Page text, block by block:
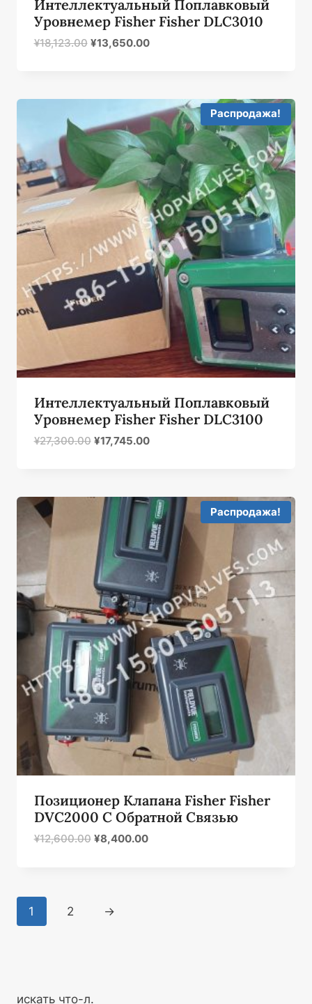
Интеллектуальный Поплавковый
Уровнемер Fisher Fisher DLC3010
¥18,123.00 Первоначальная
¥13,650.00Текущая
Распродажа!
Интеллектуальный Поплавковый
Уровнемер Fisher Fisher DLC3100
¥27,300.00 Первоначальная
¥17,745.00Текущая
Распродажа!
Позиционер Клапана Fisher Fisher
DVC2000 С Обратной Связью
¥12,600.00 Первоначальная
¥8,400.00Текущая
1 2 →
искать что-л.